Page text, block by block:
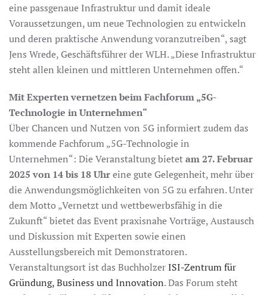
eine passgenaue Infrastruktur und damit ideale
Voraussetzungen, um neue Technologien zu entwickeln
und deren praktische Anwendung voranzutreiben“, sagt
Jens Wrede, Geschäftsführer der WLH. „Diese Infrastruktur
steht allen kleinen und mittleren Unternehmen offen.“
Mit Experten vernetzen beim Fachforum „5G-
Technologie in Unternehmen“
Über Chancen und Nutzen von 5G informiert zudem das
kommende Fachforum „5G-Technologie in
Unternehmen“: Die Veranstaltung bietetam 27. Februar
2025 von 14 bis 18 Uhreine gute Gelegenheit, mehr über
die Anwendungsmöglichkeiten von 5G zu erfahren. Unter
dem Motto „Vernetzt und wettbewerbsfähig in die
Zukunft“ bietet das Event praxisnahe Vorträge, Austausch
und Diskussion mit Experten sowie einen
Ausstellungsbereich mit Demonstratoren.
Veranstaltungsort ist das BuchholzerISI-Zentrum für
Gründung, Business und Innovation. Das Forum steht